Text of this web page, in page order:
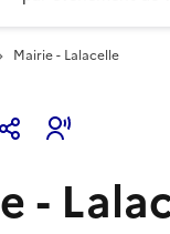
Mairie - Lalacelle
-